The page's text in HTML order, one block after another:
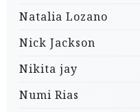
Natalia Lozano
Nick Jackson
Nikita jay
Numi Rias